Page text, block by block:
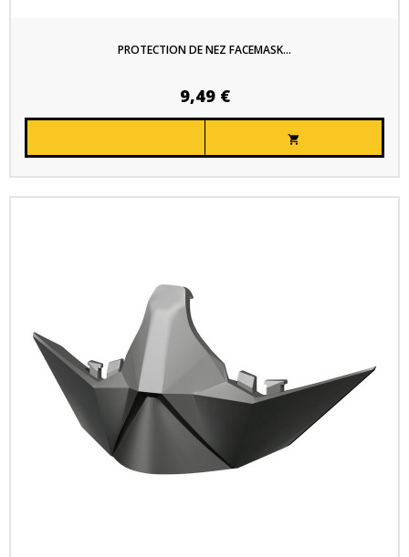
PROTECTION DE NEZ FACEMASK...
9,49 €
